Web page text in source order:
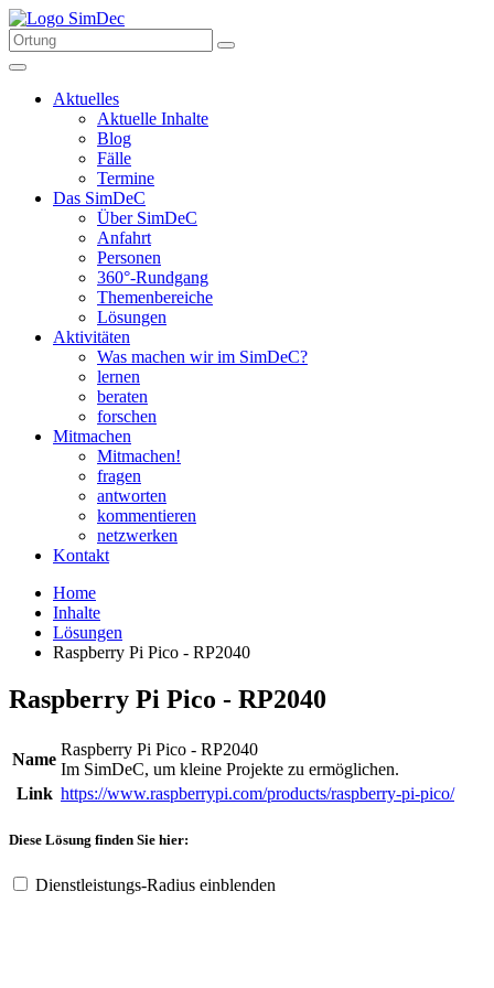
Aktuelles
Aktuelle Inhalte
Blog
Fälle
Termine
Das SimDeC
Über SimDeC
Anfahrt
Personen
360°-Rundgang
Themenbereiche
Lösungen
Aktivitäten
Was machen wir im SimDeC?
lernen
beraten
forschen
Mitmachen
Mitmachen!
fragen
antworten
kommentieren
netzwerken
Kontakt
Home
Inhalte
Lösungen
Raspberry Pi Pico - RP2040
Raspberry Pi Pico - RP2040
Name
Raspberry Pi Pico - RP2040
Im SimDeC, um kleine Projekte zu ermöglichen.
Link https://www.raspberrypi.com/products/raspberry-pi-pico/
Diese Lösung finden Sie hier:
Dienstleistungs-Radius einblenden